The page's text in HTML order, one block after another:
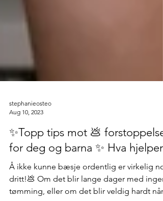
Aug 10, 2023
✨Topp tips mot 💩 forstoppelse
for deg og barna ✨ Hva hjelper?
Å ikke kunne bæsje ordentlig er virkelig
dritt!💩 Om det blir lange dager med ingen